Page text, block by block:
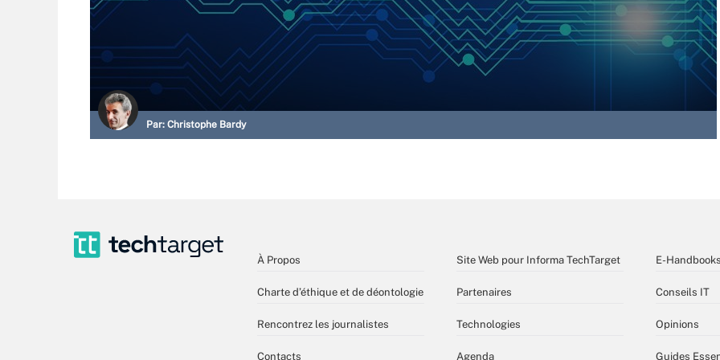
Par: Christophe Bardy
À Propos
Charte d’éthique et de déontologie
Rencontrez les journalistes
Contacts
Site Web pour Informa TechTarget
Partenaires
Technologies
Agenda
E-Handbooks
Conseils IT
Opinions
Guides